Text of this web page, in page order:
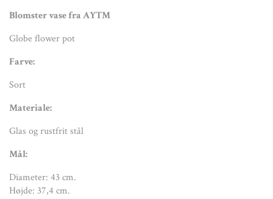
Blomster vase fra AYTM
Globe flower pot
Farve:
Sort
Materiale:
Glas og rustfrit stål
Mål:
Diameter: 43 cm.
Højde: 37,4 cm.